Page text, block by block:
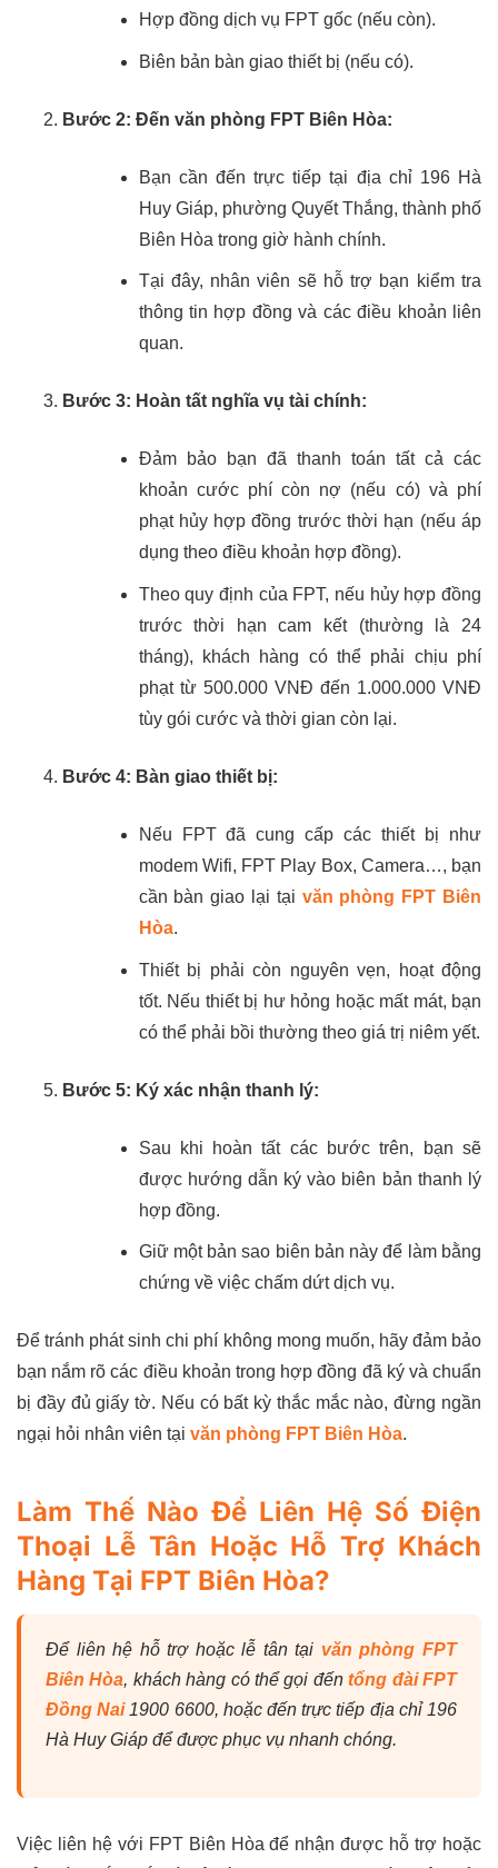
Hợp đồng dịch vụ FPT gốc (nếu còn).
Biên bản bàn giao thiết bị (nếu có).
Bước 2: Đến văn phòng FPT Biên Hòa:
Bạn cần đến trực tiếp tại địa chỉ 196 Hà
Huy Giáp, phường Quyết Thắng, thành phố
Biên Hòa trong giờ hành chính.
Tại đây, nhân viên sẽ hỗ trợ bạn kiểm tra
thông tin hợp đồng và các điều khoản liên
quan.
Bước 3: Hoàn tất nghĩa vụ tài chính:
Đảm bảo bạn đã thanh toán tất cả các
khoản cước phí còn nợ (nếu có) và phí
phạt hủy hợp đồng trước thời hạn (nếu áp
dụng theo điều khoản hợp đồng).
Theo quy định của FPT, nếu hủy hợp đồng
trước thời hạn cam kết (thường là 24
tháng), khách hàng có thể phải chịu phí
phạt từ 500.000 VNĐ đến 1.000.000 VNĐ
tùy gói cước và thời gian còn lại.
Bước 4: Bàn giao thiết bị:
Nếu FPT đã cung cấp các thiết bị như
modem Wifi, FPT Play Box, Camera…, bạn
cần bàn giao lại tại văn phòng FPT Biên
Hòa.
Thiết bị phải còn nguyên vẹn, hoạt động
tốt. Nếu thiết bị hư hỏng hoặc mất mát, bạn
có thể phải bồi thường theo giá trị niêm yết.
Bước 5: Ký xác nhận thanh lý:
Sau khi hoàn tất các bước trên, bạn sẽ
được hướng dẫn ký vào biên bản thanh lý
hợp đồng.
Giữ một bản sao biên bản này để làm bằng
chứng về việc chấm dứt dịch vụ.
Để tránh phát sinh chi phí không mong muốn, hãy đảm bảo
bạn nắm rõ các điều khoản trong hợp đồng đã ký và chuẩn
bị đầy đủ giấy tờ. Nếu có bất kỳ thắc mắc nào, đừng ngần
ngại hỏi nhân viên tại văn phòng FPT Biên Hòa.
Làm Thế Nào Để Liên Hệ Số Điện
Thoại Lễ Tân Hoặc Hỗ Trợ Khách
Hàng Tại FPT Biên Hòa?
Để liên hệ hỗ trợ hoặc lễ tân tại văn phòng FPT
Biên Hòa, khách hàng có thể gọi đếntổng đài FPT
Đồng Nai1900 6600, hoặc đến trực tiếp địa chỉ 196
Hà Huy Giáp để được phục vụ nhanh chóng.
Việc liên hệ với FPT Biên Hòa để nhận được hỗ trợ hoặc